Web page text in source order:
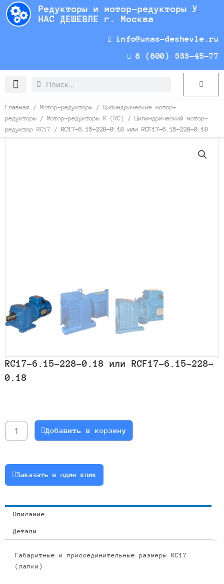
Перейти
содержимому
Редукторы и мотор-редукторы У
НАС ДЕШЕВЛЕ г. Москва
info@unas-deshevle.ru
8 (800) 333-45-77
Search
Search Cart
Главная / Мотор-редукторы / Цилиндрические мотор-
редукторы / Мотор-редукторы R (RC) / Цилиндрический мотор-
редуктор RC17 / RC17-6.15-228-0.18 или RCF17-6.15-228-0.18
RC17-6.15-228-0.18 или RCF17-6.15-228-
0.18
RC17-
6.15-
или
RCF17-
228-
0.18
Добавить в корзину
Заказать в один клик
Описание
Детали
Габаритные и присоединительные размеры RC17
(лапки)